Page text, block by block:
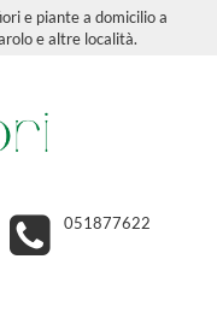
e piante a domicilio a
e altre località.
051877622